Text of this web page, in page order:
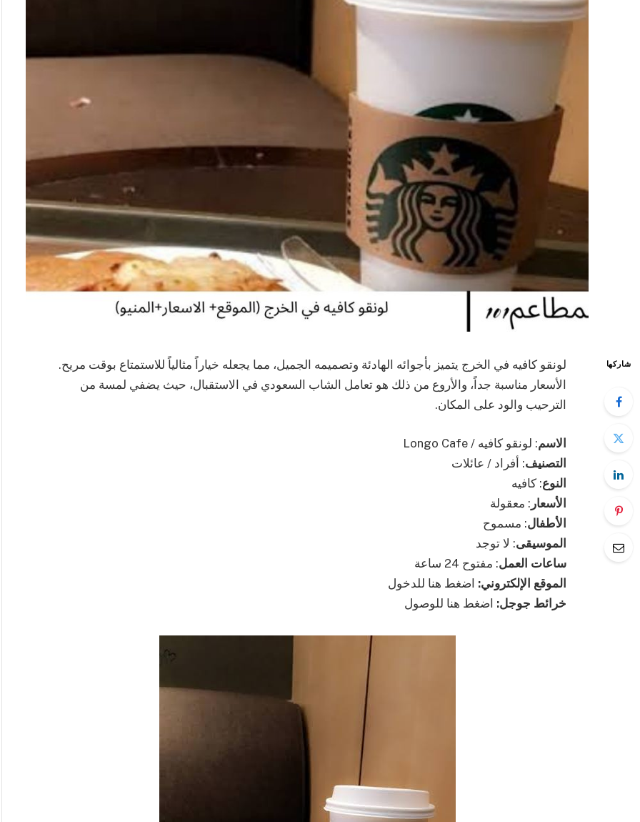
شاركها
لونقو كافيه في الخرج يتميز بأجوائه الهادئة وتصميمه الجميل، مما يجعله خياراً مثالياً للاستمتاع بوقت مريح.
الأسعار مناسبة جداً، والأروع من ذلك هو تعامل الشاب السعودي في الاستقبال، حيث يضفي لمسة من
الترحيب والود على المكان.
الاسم: لونقو كافيه / Longo Cafe
التصنيف: أفراد / عائلات
النوع: كافيه
الأسعار : معقولة
الأطفال: مسموح
الموسيقى: لا توجد
ساعات العمل: مفتوح 24 ساعة
الموقع الإلكتروني: اضغط هنا للدخول
خرائط جوجل: اضغط هنا للوصول